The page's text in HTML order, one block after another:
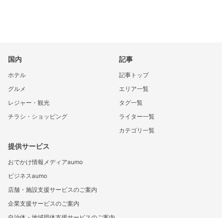
国内
ホテル
グルメ
レジャー・観光
チラシ・ショッピング
記事
記事トップ
エリア一覧
タグ一覧
ライター一覧
カテゴリ一覧
提供サービス
おでかけ情報メディアaumo
ビジネスaumo
店舗・施設支援サービスのご案内
企業支援サービスのご案内